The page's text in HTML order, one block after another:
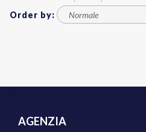
Order by:
AGENZIA